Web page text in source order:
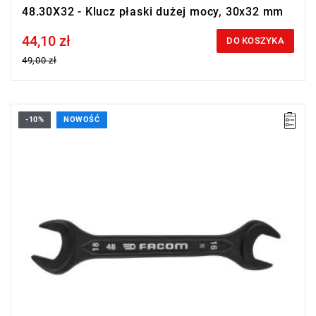
48.30X32 - Klucz płaski dużej mocy, 30x32 mm
Price tax included
44,10 zł
49,00 zł
DO KOSZYKA
-10% NOWOŚĆ